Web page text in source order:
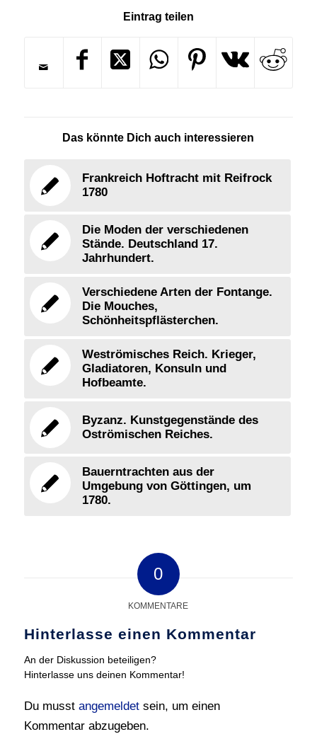
Eintrag teilen
Das könnte Dich auch interessieren
Frankreich Hoftracht mit Reifrock
1780
Die Moden der verschiedenen
Stände. Deutschland 17.
Jahrhundert.
Verschiedene Arten der Fontange.
Die Mouches,
Schönheitspflästerchen.
Weströmisches Reich. Krieger,
Gladiatoren, Konsuln und
Hofbeamte.
Byzanz. Kunstgegenstände des
Oströmischen Reiches.
Bauerntrachten aus der
Umgebung von Göttingen, um
1780.
0
KOMMENTARE
Hinterlasse einen Kommentar
An der Diskussion beteiligen?
Hinterlasse uns deinen Kommentar!
Du musst angemeldetsein, um einen
Kommentar abzugeben.